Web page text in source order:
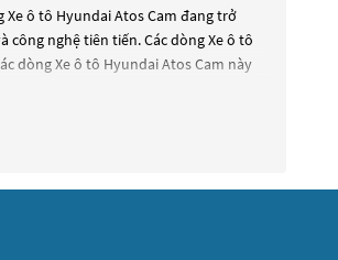
Xe ô tô Hyundai Atos Cam đang trở
công nghệ tiên tiến. Các dòngXe ô tô
dòngXe ô tô Hyundai Atos Cam này